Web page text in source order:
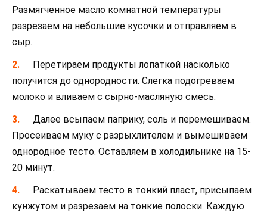
Размягченное масло комнатной температуры
разрезаем на небольшие кусочки и отправляем в
сыр.
Перетираем продукты лопаткой насколько
получится до однородности. Слегка подогреваем
молоко и вливаем с сырно-масляную смесь.
Далее всыпаем паприку, соль и перемешиваем.
Просеиваем муку с разрыхлителем и вымешиваем
однородное тесто. Оставляем в холодильнике на 15-
20 минут.
Раскатываем тесто в тонкий пласт, присыпаем
кунжутом и разрезаем на тонкие полоски. Каждую